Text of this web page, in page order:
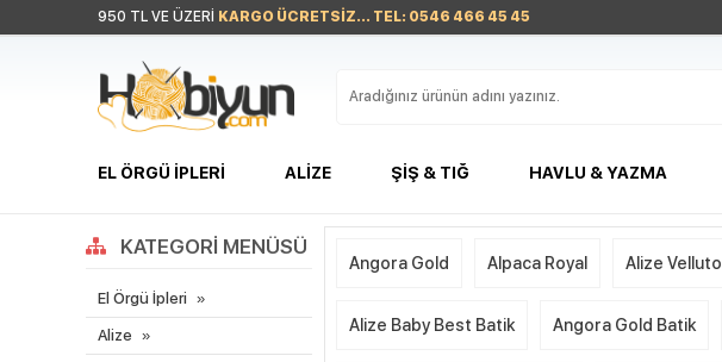
950 TL VE ÜZERİ KARGO ÜCRETSİZ... TEL: 0546 466 45 45
EL ÖRGÜ İPLERI ALIZE ŞIŞ & TIĞ HAVLU & YAZMA
KATEGORI MENÜSÜ
El Örgü İpleri
Alize
Angora Gold Alpaca Royal Alize Velluto
Alize Baby Best Batik Angora Gold Batik